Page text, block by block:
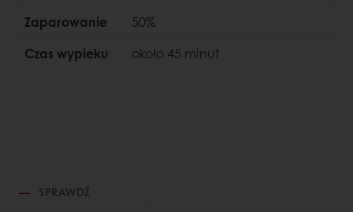
Zaparowanie
50%
Czas wypieku
około 45 minut
SPRAWDŹ